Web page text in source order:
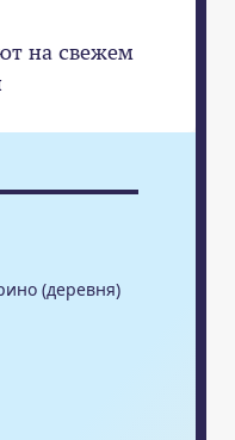
(деревня)
на свежем